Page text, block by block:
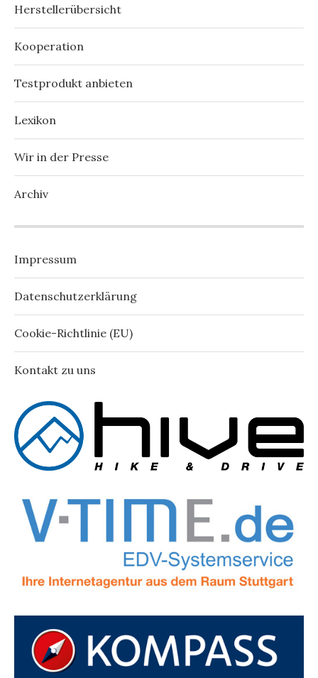
Herstellerübersicht
Kooperation
Testprodukt anbieten
Lexikon
Wir in der Presse
Archiv
Impressum
Datenschutzerklärung
Cookie-Richtlinie (EU)
Kontakt zu uns